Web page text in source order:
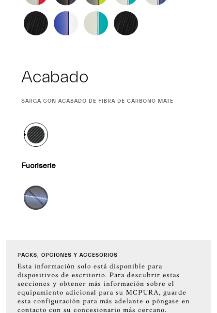
Acabado
CURRENT
SARGA CON ACABADO DE FIBRA DE CARBONO MATE
Fuoriserie
PACKS, OPCIONES Y ACCESORIOS
Esta información solo está disponible para
dispositivos de escritorio. Para descubrir estas
secciones y obtener más información sobre el
equipamiento adicional para su MCPURA, guarde
esta configuración para más adelante o póngase en
contacto con su concesionario más cercano.